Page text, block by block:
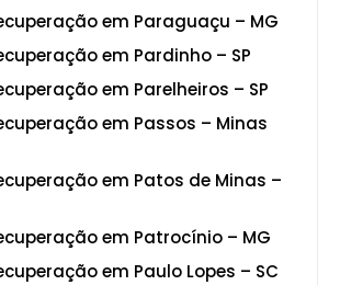
em Paraguaçu – MG
em Pardinho – SP
em Parelheiros – SP
em Passos – Minas
em Patos de Minas –
em Patrocínio – MG
em Paulo Lopes – SC